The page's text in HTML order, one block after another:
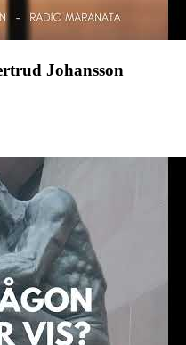
Johansson